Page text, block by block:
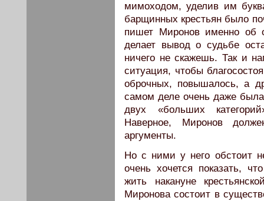
мимоходом, уделив им
барщинных крестьян было
пишет Миронов именно об
делает вывод о судьбе
ничего не скажешь. Так и
ситуация, чтобы
оброчных, повышалось, а
самом деле очень даже
двух «больших
Наверное, Миронов
аргументы.
Но с ними у него обстоит
очень хочется показать,
жить накануне
Миронова состоит в